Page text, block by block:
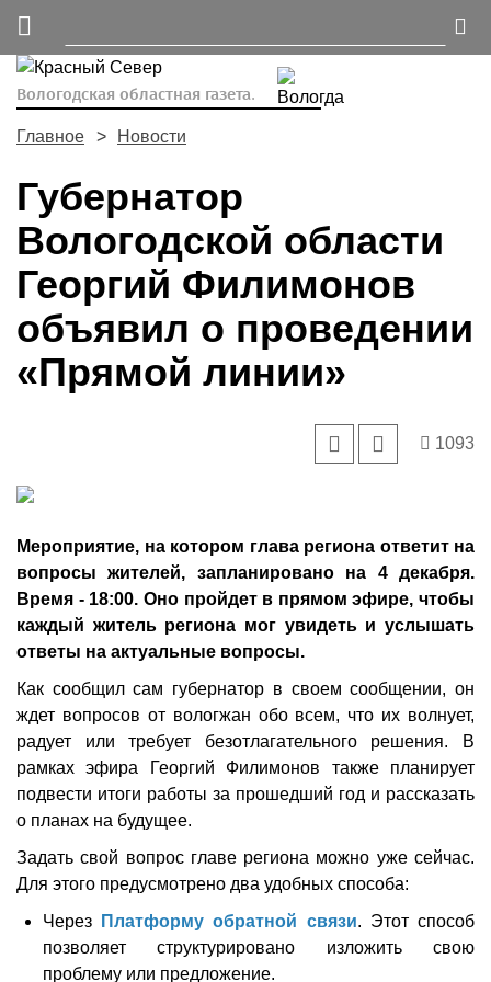
Вологодская областная газета.
Главное Новости
Губернатор
Вологодской области
Георгий Филимонов
объявил о проведении
«Прямой линии»
1093
Мероприятие, на котором глава региона ответит на
вопросы жителей, запланировано на 4 декабря.
Время - 18:00. Оно пройдет в прямом эфире, чтобы
каждый житель региона мог увидеть и услышать
ответы на актуальные вопросы.
Как сообщил сам губернатор в своем сообщении, он
ждет вопросов от вологжан обо всем, что их волнует,
радует или требует безотлагательного решения. В
рамках эфира Георгий Филимонов также планирует
подвести итоги работы за прошедший год и рассказать
о планах на будущее.
Задать свой вопрос главе региона можно уже сейчас.
Для этого предусмотрено два удобных способа:
Через
Платформу обратной связи. Этот способ
позволяет структурировано изложить свою
проблему или предложение.